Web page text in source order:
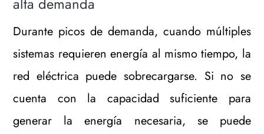
Durante picos de demanda, cuando múltiples
sistemas requieren energía al mismo tiempo, la
red eléctrica puede sobrecargarse. Si no se
cuenta con la capacidad suficiente para
generar la energía necesaria, se puede